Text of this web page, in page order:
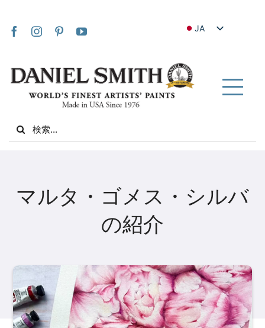
JA
IT
ZH
製品
Search
for:
マルタ・ゴメス・シルバ
の紹介